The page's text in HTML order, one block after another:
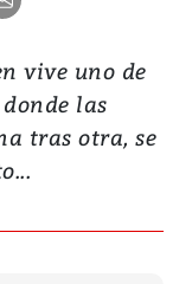
vive uno de
las
tras otra, se